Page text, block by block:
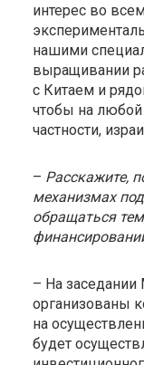
интерес во
нашими
выращивании
с Китаем и
чтобы на
частности,
– Расскажите,
механизмах
обращаться
– На заседании
организованы
на
будет